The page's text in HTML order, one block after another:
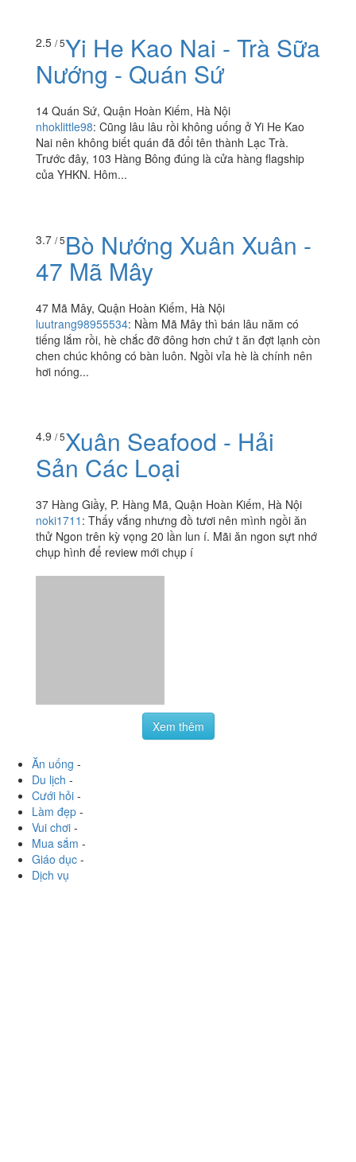
2.5 / 5Yi He Kao Nai - Trà Sữa
Nướng - Quán Sứ
14 Quán Sứ, Quận Hoàn Kiếm, Hà Nội
nhoklittle98: Cũng lâu lâu rồi không uống ở Yi He Kao
Nai nên không biết quán đã đổi tên thành Lạc Trà.
Trước đây, 103 Hàng Bông đúng là cửa hàng flagship
của YHKN. Hôm...
3.7 / 5Bò Nướng Xuân Xuân -
47 Mã Mây
47 Mã Mây, Quận Hoàn Kiếm, Hà Nội
luutrang98955534: Nầm Mã Mây thì bán lâu năm có
tiếng lắm rồi, hè chắc đỡ đông hơn chứ t ăn đợt lạnh còn
chen chúc không có bàn luôn. Ngồi vỉa hè là chính nên
hơi nóng...
4.9 / 5Xuân Seafood - Hải
Sản Các Loại
37 Hàng Giầy, P. Hàng Mã, Quận Hoàn Kiếm, Hà Nội
noki1711 : Thấy vắng nhưng đồ tươi nên mình ngồi ăn
thử Ngon trên kỳ vọng 20 lần lun í. Mãi ăn ngon sựt nhớ
chụp hình để review mới chụp í
Xem thêm
Ăn uống -
Du lịch -
Cưới hỏi -
Làm đẹp -
Vui chơi -
Mua sắm -
Giáo dục -
Dịch vụ